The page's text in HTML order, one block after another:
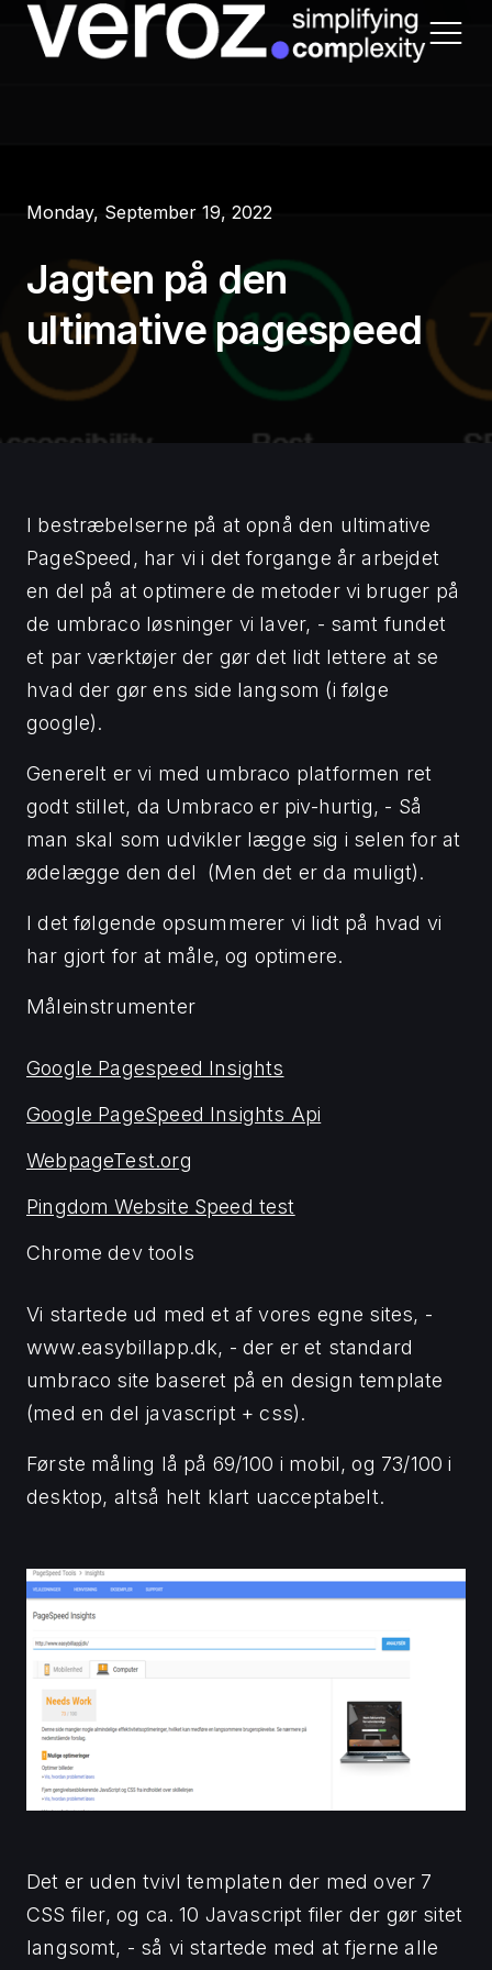
Blog
Kontakt
Monday, September 19, 2022
Jagten på den
ultimative pagespeed
I bestræbelserne på at opnå den ultimative
PageSpeed, har vi i det forgange år arbejdet
en del på at optimere de metoder vi bruger på
de umbraco løsninger vi laver, - samt fundet
et par værktøjer der gør det lidt lettere at se
hvad der gør ens side langsom (i følge
google).
Generelt er vi med umbraco platformen ret
godt stillet, da Umbraco er piv-hurtig, - Så
man skal som udvikler lægge sig i selen for at
ødelægge den del (Men det er da muligt).
I det følgende opsummerer vi lidt på hvad vi
har gjort for at måle, og optimere.
Måleinstrumenter
Google Pagespeed Insights
Google PageSpeed Insights Api
WebpageTest.org
Pingdom Website Speed test
Chrome dev tools
Vi startede ud med et af vores egne sites, -
www.easybillapp.dk, - der er et standard
umbraco site baseret på en design template
(med en del javascript + css).
Første måling lå på 69/100 i mobil, og 73/100 i
desktop, altså helt klart uacceptabelt.
Det er uden tvivl templaten der med over 7
CSS filer, og ca. 10 Javascript filer der gør sitet
langsomt, - så vi startede med at fjerne alle